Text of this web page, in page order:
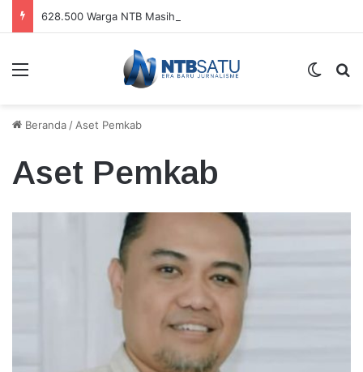
Menu
Beranda / Aset Pemkab
Aset Pemkab